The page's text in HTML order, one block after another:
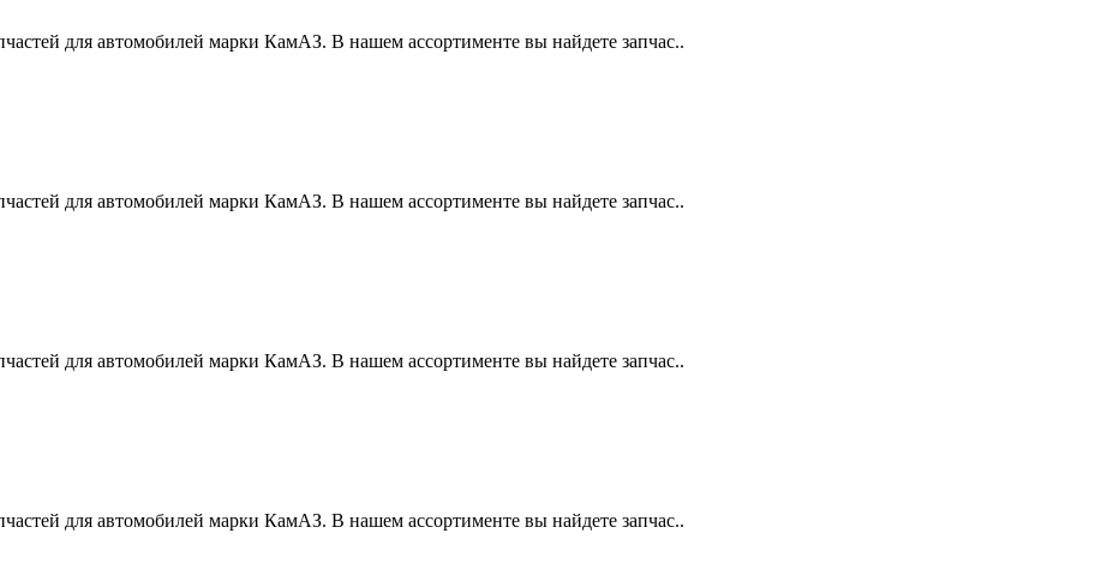
для автомобилей марки КамАЗ. В нашем ассортименте вы найдете запчас..
для автомобилей марки КамАЗ. В нашем ассортименте вы найдете запчас..
для автомобилей марки КамАЗ. В нашем ассортименте вы найдете запчас..
для автомобилей марки КамАЗ. В нашем ассортименте вы найдете запчас..